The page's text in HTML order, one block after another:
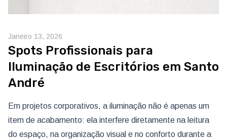
Janeiro 13, 2026
Spots Profissionais para
Iluminação de Escritórios em Santo
André
Em projetos corporativos, a iluminação não é apenas um
item de acabamento: ela interfere diretamente na leitura
do espaço, na organização visual e no conforto durante a